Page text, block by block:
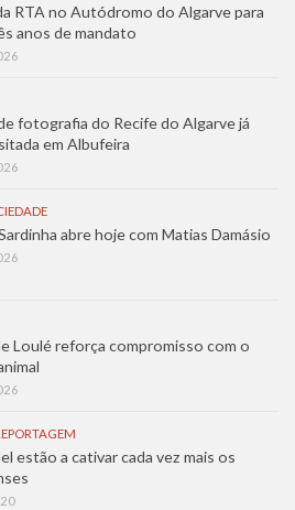
RTA no Autódromo do Algarve para
anos de mandato
fotografia do Recife do Algarve já
em Albufeira
abre hoje com Matias Damásio
Loulé reforça compromisso com o
estão a cativar cada vez mais os